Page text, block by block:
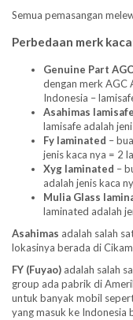
Semua pemasangan
Perbedaan merk
Genuine Part
dengan merk AGC
Indonesia –
Asahimas lamisafe
lamisafe adalah
Fy laminated –
jenis kaca nya = 2
Xyg laminated –
adalah jenis kaca
Mulia Glass
laminated adalah
Asahimas adalah salah
lokasinya berada di
FY (Fuyao) adalah salah
group ada pabrik di
untuk banyak mobil
yang masuk ke Indonesia